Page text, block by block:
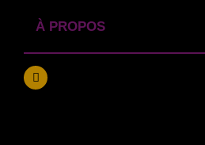
À PROPOS